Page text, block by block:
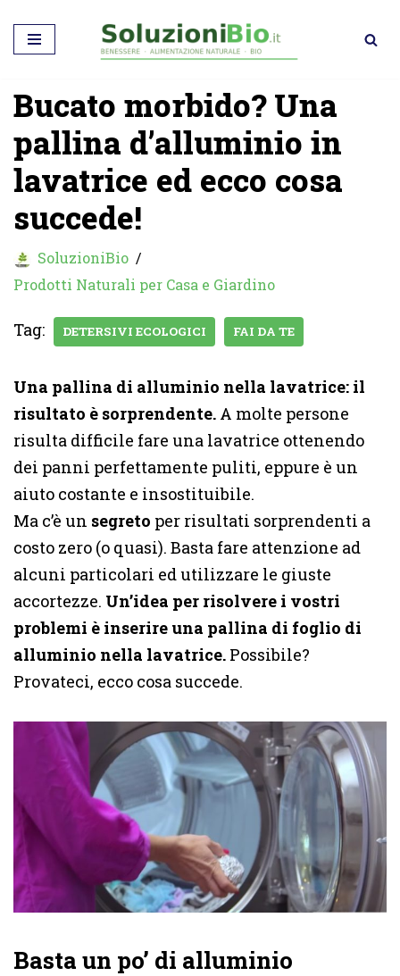
Vai
contenuto
Bucato morbido? Una
pallina d’alluminio in
lavatrice ed ecco cosa
succede!
SoluzioniBio
Prodotti Naturali per Casa e Giardino
Tag: DETERSIVI ECOLOGICI FAI DA TE
Una pallina di alluminio nella lavatrice: il
risultato è sorprendente. A molte persone
risulta difficile fare una lavatrice ottenendo
dei panni perfettamente puliti, eppure è un
aiuto costante e insostituibile.
Ma c’è un segreto per risultati sorprendenti a
costo zero (o quasi). Basta fare attenzione ad
alcuni particolari ed utilizzare le giuste
accortezze. Un’idea per risolvere i vostri
problemi è inserire una pallina di foglio di
alluminio nella lavatrice. Possibile?
Provateci, ecco cosa succede.
Basta un po’ di alluminio